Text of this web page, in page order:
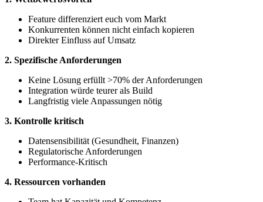
Feature differenziert euch vom Markt
Konkurrenten können nicht einfach kopieren
Direkter Einfluss auf Umsatz
2. Spezifische Anforderungen
Keine Lösung erfüllt >70% der Anforderungen
Integration würde teurer als Build
Langfristig viele Anpassungen nötig
3. Kontrolle kritisch
Datensensibilität (Gesundheit, Finanzen)
Regulatorische Anforderungen
Performance-Kritisch
4. Ressourcen vorhanden